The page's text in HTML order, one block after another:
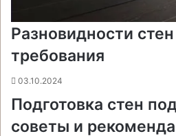
Разновидности
требования
03.10.2024
Подготовка стен
советы и